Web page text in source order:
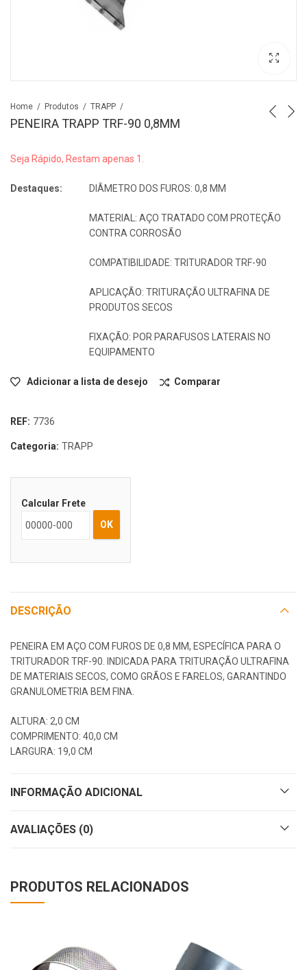
Home Produtos TRAPP
PENEIRA TRAPP TRF-90 0,8MM
Seja Rápido, Restam apenas 1.
Destaques: DIÂMETRO DOS FUROS: 0,8 MM
MATERIAL: AÇO TRATADO COM PROTEÇÃO
CONTRA CORROSÃO
COMPATIBILIDADE: TRITURADOR TRF-90
APLICAÇÃO: TRITURAÇÃO ULTRAFINA DE
PRODUTOS SECOS
FIXAÇÃO: POR PARAFUSOS LATERAIS NO
EQUIPAMENTO
Adicionar a lista de desejo Comparar
REF: 7736
Categoria: TRAPP
Calcular Frete
OK
DESCRIÇÃO
PENEIRA EM AÇO COM FUROS DE 0,8 MM, ESPECÍFICA PARA O
TRITURADOR TRF-90. INDICADA PARA TRITURAÇÃO ULTRAFINA
DE MATERIAIS SECOS, COMO GRÃOS E FARELOS, GARANTINDO
GRANULOMETRIA BEM FINA.
ALTURA: 2,0 CM
COMPRIMENTO: 40,0 CM
LARGURA: 19,0 CM
INFORMAÇÃO ADICIONAL
AVALIAÇÕES (0)
PRODUTOS RELACIONADOS